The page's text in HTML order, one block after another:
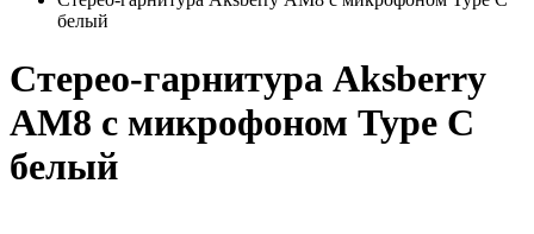
белый
Стерео-гарнитура Aksberry
АM8 с микрофоном Type C
белый